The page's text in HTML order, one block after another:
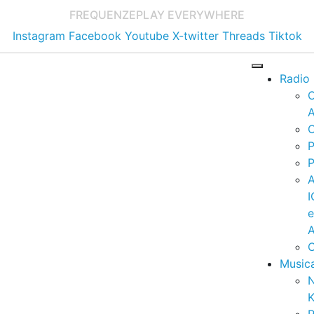
FREQUENZEPLAY EVERYWHERE
Instagram Facebook Youtube X-twitter Threads Tiktok
Radio
e